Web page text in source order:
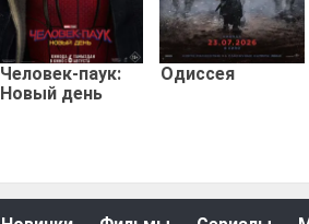
Человек-паук:
Новый день
Одиссея